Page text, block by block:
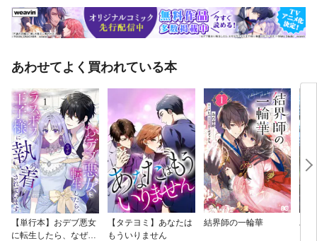
あわせてよく買われている本
【単行本】おデブ悪女
に転生したら、なぜか
【タテヨミ】あなたは
もういりません
結界師の一輪華
バ